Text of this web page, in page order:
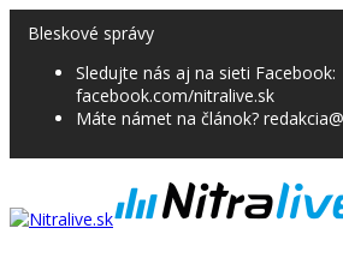
Bleskové správy
Sledujte nás aj na sieti Facebook:
facebook.com/nitralive.sk
Máte námet na článok?